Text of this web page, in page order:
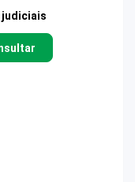
judiciais